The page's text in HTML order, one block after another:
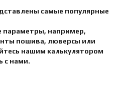
самые популярные
параметры, например,
пошива, люверсы или
нашим калькулятором
с нами.